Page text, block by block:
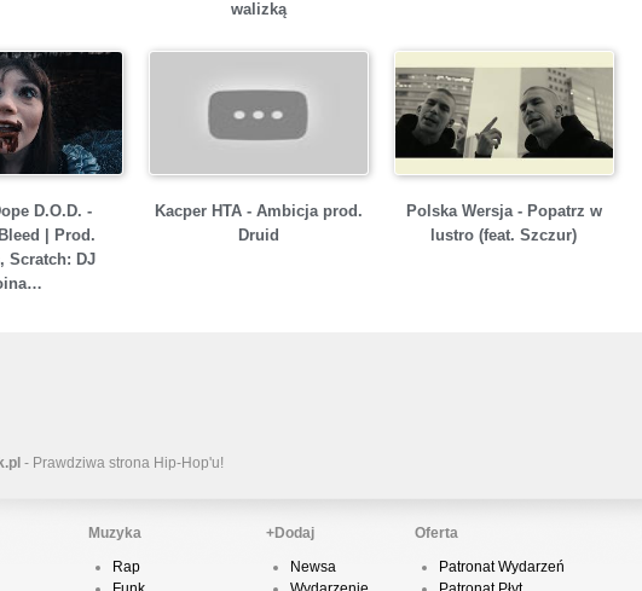
walizką
D.O.D. -
| Prod.
Scratch: DJ
Kacper HTA - Ambicja prod.
Druid
Polska Wersja - Popatrz w
lustro (feat. Szczur)
- Prawdziwa strona Hip-Hop'u!
Muzyka
Rap
+Dodaj
Newsa
Oferta
Patronat Wydarzeń